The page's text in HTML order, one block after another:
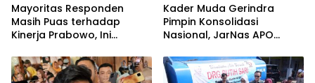
Mayoritas Responden
Masih Puas terhadap
Kinerja Prabowo, Ini
2026
Kader Muda Gerindra
Pimpin Konsolidasi
Nasional, JarNas APO
terhadap Modus Baru
Perdagangan Orang